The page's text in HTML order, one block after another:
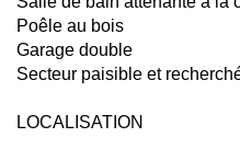
Poêle au bois
Garage double
Secteur paisible et
LOCALISATION